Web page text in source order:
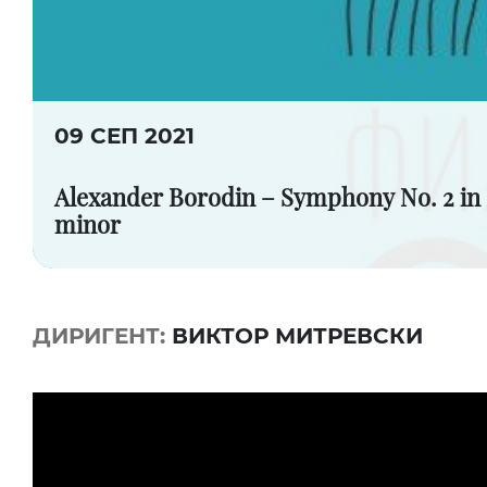
09 СЕП 2021
Alexander Borodin – Symphony No. 2 in
minor
ДИРИГЕНТ: ВИКТОР МИТРЕВСКИ